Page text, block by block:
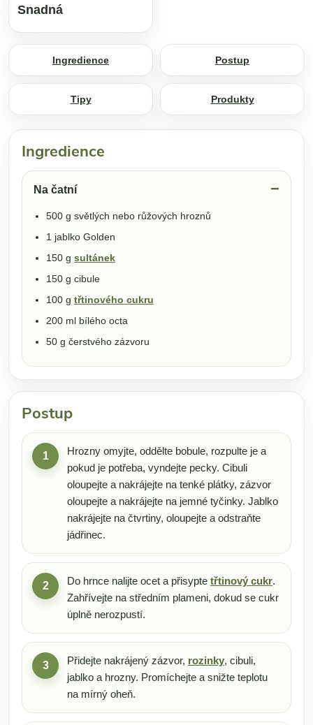
Snadná
Ingredience Postup
Tipy Produkty
Ingredience
Na čatní
500 g světlých nebo růžových hroznů
1 jablko Golden
150 g sultánek
150 g cibule
100 g třtinového cukru
200 ml bílého octa
50 g čerstvého zázvoru
Postup
1
Hrozny omyjte, oddělte bobule, rozpulte je a
pokud je potřeba, vyndejte pecky. Cibuli
oloupejte a nakrájejte na tenké plátky, zázvor
oloupejte a nakrájejte na jemné tyčinky. Jablko
nakrájejte na čtvrtiny, oloupejte a odstraňte
jádřinec.
2 Do hrnce nalijte ocet a přisypte třtinový cukr.
Zahřívejte na středním plameni, dokud se cukr
úplně nerozpustí.
3 Přidejte nakrájený zázvor, rozinky, cibuli,
jablko a hrozny. Promíchejte a snižte teplotu
na mírný oheň.